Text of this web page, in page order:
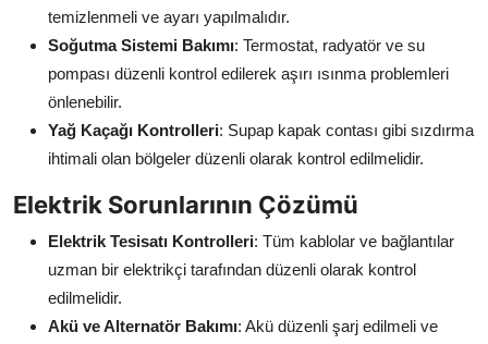
temizlenmeli ve ayarı yapılmalıdır.
Soğutma Sistemi Bakımı: Termostat, radyatör ve su
pompası düzenli kontrol edilerek aşırı ısınma problemleri
önlenebilir.
Yağ Kaçağı Kontrolleri: Supap kapak contası gibi sızdırma
ihtimali olan bölgeler düzenli olarak kontrol edilmelidir.
Elektrik Sorunlarının Çözümü
Elektrik Tesisatı Kontrolleri: Tüm kablolar ve bağlantılar
uzman bir elektrikçi tarafından düzenli olarak kontrol
edilmelidir.
Akü ve Alternatör Bakımı: Akü düzenli şarj edilmeli ve